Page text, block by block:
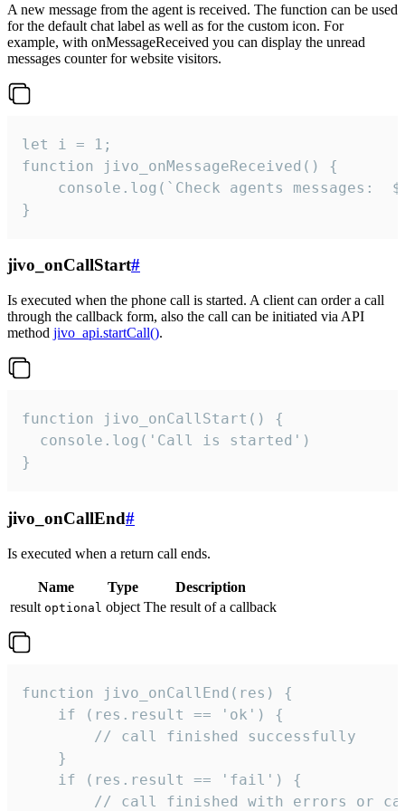
A new message from the agent is received. The function can be used
for the default chat label as well as for the custom icon. For
example, with onMessageReceived you can display the unread
messages counter for website visitors.
let i = 1;
function jivo_onMessageReceived() {
}
jivo_onCallStart#
Is executed when the phone call is started. A client can order a call
through the callback form, also the call can be initiated via API
method jivo_api.startCall().
function jivo_onCallStart() {
  console.log('Call is started')
}
jivo_onCallEnd#
Is executed when a return call ends.
Name Type
Description
result optional object The result of a callback
function jivo_onCallEnd(res) {
    if (res.result == 'ok') {
        // call finished successfully
    }
    if (res.result == 'fail') {
// call finished with errors or